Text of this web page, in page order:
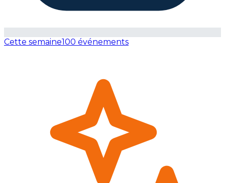
Cette semaine100 événements